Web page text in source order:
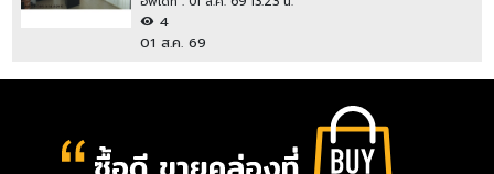
4
01 ส.ค. 69